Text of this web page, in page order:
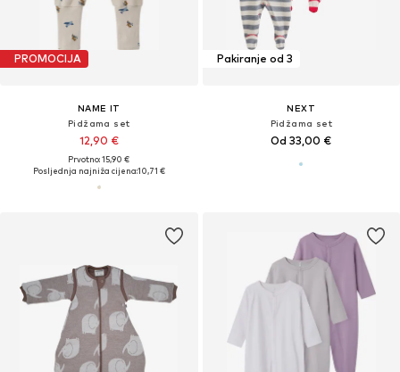
PROMOCIJA
NAME IT
Pidžama set
12,90 €
Prvotno: 15,90 €
Posljednja najniža cijena:10,71 €
Pakiranje od 3
NEXT
Pidžama set
Od 33,00 €